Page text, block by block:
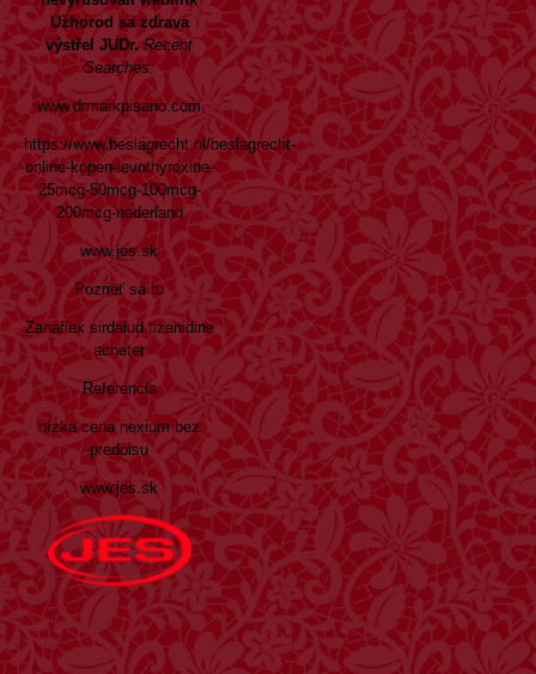
Užhorod sa zdrava
výstřel JUDr. Recent
Searches:
www.drmarkpisano.com
https://www.beslagrecht.nl/beslagrecht-
online-kopen-levothyroxine-
25mcg-50mcg-100mcg-
200mcg-nederland
www.jes.sk
Pozrieť sa tu
Zanaflex sirdalud tizanidine
acheter
Referencia
nízka cena nexium bez
predpisu
www.jes.sk